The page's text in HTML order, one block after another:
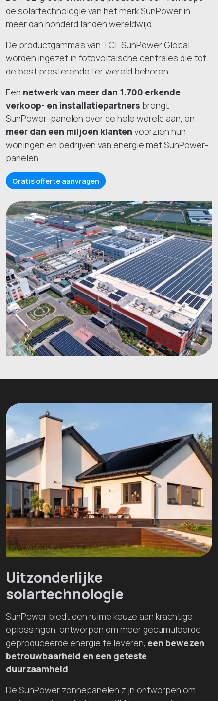
de solartechnologie van het merk SunPower in
meer dan honderd landen wereldwijd.
De productgamma's van TCL SunPower Global
worden ingezet in fotovoltaïsche centrales die tot
de best presterende ter wereld behoren.
Een netwerk van meer dan 1.700 erkende
verkoop- en installatiepartners brengt
SunPower-panelen over de hele wereld aan, en
meer dan een miljoen klanten voorzien hun
woningen en bedrijven van energie met SunPower-
panelen.
Gratis offerte aanvragen
Uitzonderlijke
solartechnologie
SunPower biedt een ruime keuze aan krachtige
oplossingen, ontworpen om meer gecumuleerde
geproduceerde energie te leveren, een bewezen
betrouwbaarheid en een geteste
duurzaamheid.
De SunPower zonnepanelen zijn ontworpen om